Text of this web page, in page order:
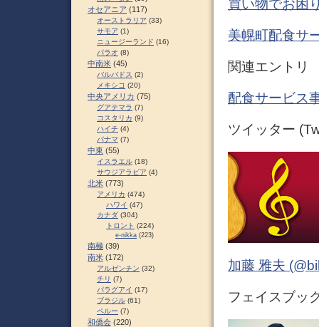
買い物でお困
美幌町配食サ
関連エントリ
配食サービス
ツイッター
加藤 雅夫
フェイスブッ
オセアニア (117)
オーストラリア (33)
サモア (1)
ニュージーランド (16)
パラオ (8)
中南米 (45)
バルバドス (2)
メキシコ (20)
中央アメリカ (75)
グアテマラ (7)
コスタリカ (9)
ハイチ (4)
パナマ (7)
中東 (55)
イスラエル (18)
サウジアラビア (4)
北米 (773)
アメリカ (474)
ハワイ (47)
カナダ (304)
トロント (224)
e-nikka (223)
南極 (39)
南米 (172)
アルゼンチン (32)
チリ (7)
パラグアイ (17)
ブラジル (61)
ペルー (7)
和僑会 (220)